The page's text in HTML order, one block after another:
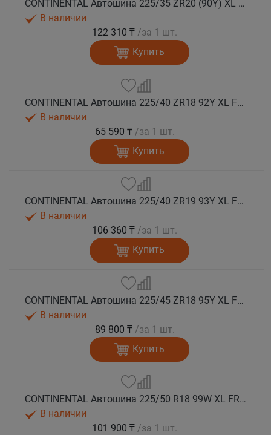
CONTINENTAL Автошина 225/35 ZR20 (90Y) XL FR SportContact 7 лето
В наличии
122 310 ₸ /за 1 шт.
Купить
CONTINENTAL Автошина 225/40 ZR18 92Y XL FR SportContact 7 лето
В наличии
65 590 ₸ /за 1 шт.
Купить
CONTINENTAL Автошина 225/40 ZR19 93Y XL FR SportContact 7 лето
В наличии
106 360 ₸ /за 1 шт.
Купить
CONTINENTAL Автошина 225/45 ZR18 95Y XL FR SportContact 7 лето
В наличии
89 800 ₸ /за 1 шт.
Купить
CONTINENTAL Автошина 225/50 R18 99W XL FR SportContact 7 * лето
В наличии
101 900 ₸ /за 1 шт.